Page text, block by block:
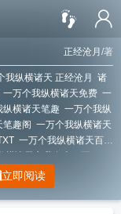
正经沧月 /著
我纵横诸天 正经沧月 诸
一万个我纵横诸天免费 一
纵横诸天笔趣 一万个我纵
笔趣阁 一万个我纵横诸天
一万个我纵横诸天百度
一万个我纵横诸天正经沧
个我纵横诸天zip
个我纵横诸天类似一万个
立即阅读